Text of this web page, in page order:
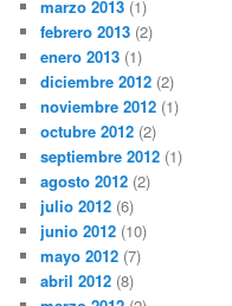
marzo 2013 (1)
febrero 2013 (2)
enero 2013 (1)
diciembre 2012 (2)
noviembre 2012 (1)
octubre 2012 (2)
septiembre 2012 (1)
agosto 2012 (2)
julio 2012 (6)
junio 2012 (10)
mayo 2012 (7)
abril 2012 (8)